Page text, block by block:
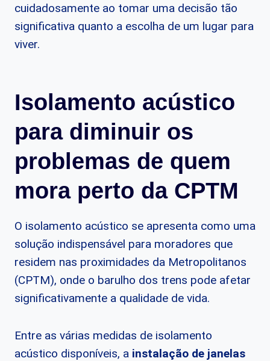
cuidadosamente ao tomar uma decisão tão
significativa quanto a escolha de um lugar para
viver.
Isolamento acústico
para diminuir os
problemas de quem
mora perto da CPTM
O isolamento acústico se apresenta como uma
solução indispensável para moradores que
residem nas proximidades da Metropolitanos
(CPTM), onde o barulho dos trens pode afetar
significativamente a qualidade de vida.
Entre as várias medidas de isolamento
acústico disponíveis, a instalação de janelas